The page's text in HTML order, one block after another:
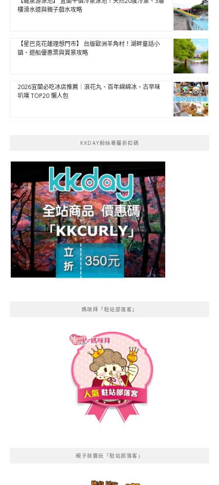
樓滑水道與親子戲水攻略
【星巴克花蓮理想門市】 台版歐洲羊角村！湖畔童話小
鎮、遊船優惠票與賞景攻略
2026宜蘭必吃冰店推薦｜浪花丸、百年綿綿冰、古早味
叭噗 TOP20 懶人包
KKDAY粉絲專屬折扣碼
媽咪拜「駐站部落客」
親子就醬玩「駐站部落客」